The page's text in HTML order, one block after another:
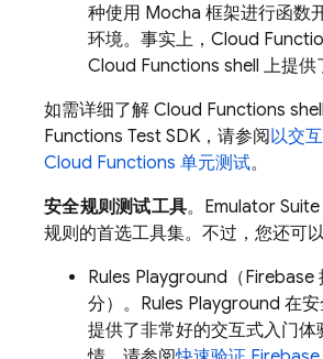
种使用 Mocha 框架进行函数
环境。事实上，Cloud
Cloud Functions shell 上提供
如需详细了解 Cloud Functions
Functions Test SDK，请参阅以交
Cloud Functions 单元测试。
安全规则测试工具。Emulator
规则的首选工具集。不过，您还可
Rules Playground（Firebase
分）。Rules Playground 在
提供了非常好的交互式入门体